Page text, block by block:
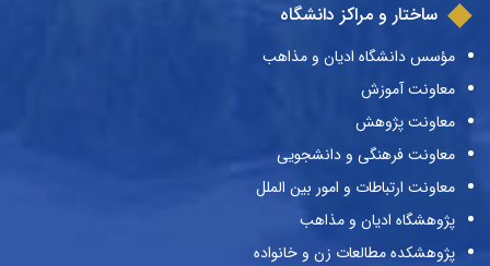
ساختار و مراکز دانشگاه
مؤسس دانشگاه ادیان و مذاهب
معاونت آموزش
معاونت پژوهش
معاونت فرهنگی و دانشجویی
معاونت ارتباطات و امور بین الملل
پژوهشگاه ادیان و مذاهب
پژوهشکده مطالعات زن و خانواده